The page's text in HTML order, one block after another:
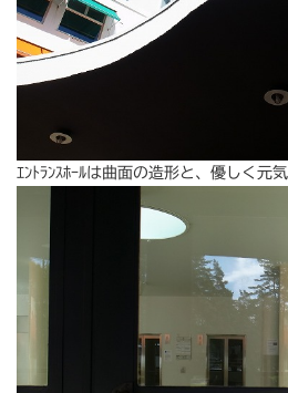
ｴﾝﾄﾗﾝｽﾎｰﾙは曲面の造形と、優しく元